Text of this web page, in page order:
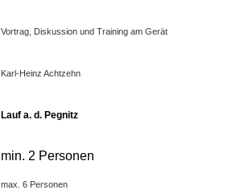
Vortrag, Diskussion und Training am Gerät
Karl-Heinz Achtzehn
Lauf a. d. Pegnitz
min. 2 Personen
max. 6 Personen